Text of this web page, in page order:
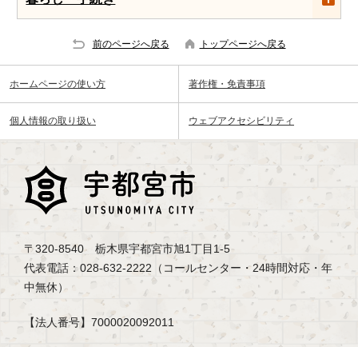
前のページへ戻る トップページへ戻る
ホームページの使い方 著作権・免責事項
個人情報の取り扱い ウェブアクセシビリティ
〒320-8540 栃木県宇都宮市旭1丁目1-5
代表電話：028-632-2222（コールセンター・24時間対応・年
中無休）
【法人番号】7000020092011